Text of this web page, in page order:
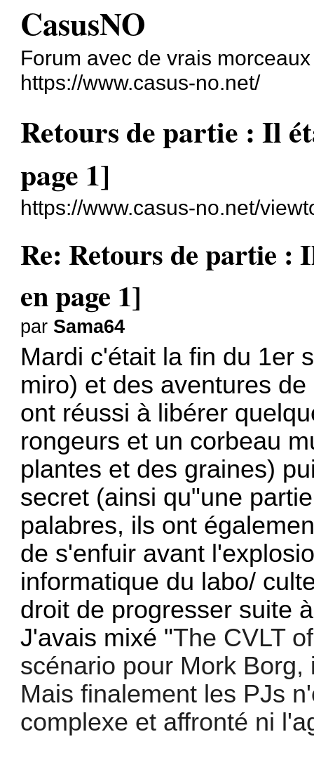
CasusNO
Forum avec de vrais
https://www.casus-no.net/
Retours de partie : Il
page 1]
https://www.casus-no.net/
Re: Retours de partie :
en page 1]
par Sama64
Mardi c'était la fin du 1er
miro) et des aventures
ont réussi à libérer
rongeurs et un corbeau
plantes et des graines)
secret (ainsi qu"une
palabres, ils ont
de s'enfuir avant
informatique du labo/
droit de progresser suite
J'avais mixé "The CVLT
scénario pour Mork
Mais finalement les PJs
complexe et affronté ni